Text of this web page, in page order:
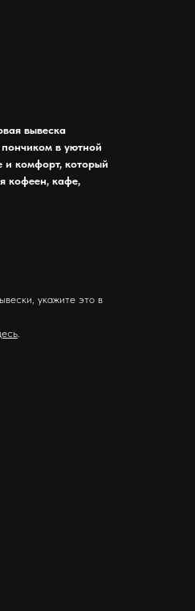
вывеска
в уютной
и комфорт, который
кофеен, кафе,
укажите это в